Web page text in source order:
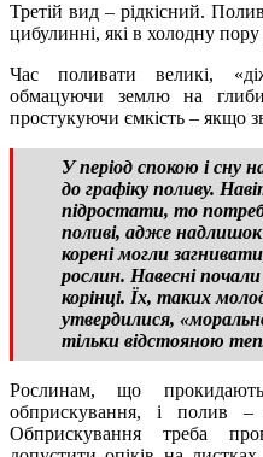
Третій вид – рідкісний.
цибулинні, які в холодну
Час поливати великі,
обмацуючи землю на
простукуючи ємкість – якщо
У період спокою і сну
до графіку поливу.
підростати, то
поливі, адже надлишок
корені могли
рослин. Навесні
корінці. Їх, таких
утвердилися,
тільки відстояною
Рослинам, що
обприскування, і полив
Обприскування треба